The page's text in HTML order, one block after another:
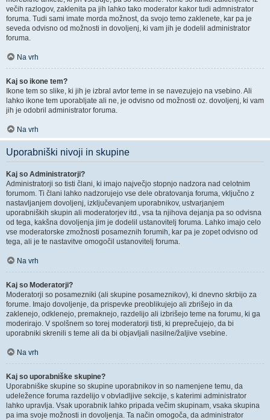
večih razlogov, zaklenita pa jih lahko tako moderator kakor tudi admnistrator
foruma. Tudi sami imate morda možnost, da svojo temo zaklenete, kar pa je
seveda odvisno od možnosti in dovoljenj, ki vam jih je dodelil administrator
foruma.
Na vrh
Kaj so ikone tem?
Ikone tem so slike, ki jih je izbral avtor teme in se navezujejo na vsebino. Ali
lahko ikone tem uporabljate ali ne, je odvisno od možnosti oz. dovoljenj, ki vam
jih je odobril administrator foruma.
Na vrh
Uporabniški nivoji in skupine
Kaj so Administratorji?
Administratorji so tisti člani, ki imajo največjo stopnjo nadzora nad celotnim
forumom. Ti člani lahko nadzorujejo vse dele obratovanja foruma, vključno z
nastavljanjem dovoljenj, izključevanjem uporabnikov, ustvarjanjem
uporabniških skupin ali moderatorjev itd., vsa ta njihova dejanja pa so odvisna
od tega, kakšna dovoljenja jim je dodelil ustanovitelj foruma. Lahko imajo celo
vse moderatorske zmožnosti posameznih forumih, kar pa je zopet odvisno od
tega, ali je te nastavitve omogočil ustanovitelj foruma.
Na vrh
Kaj so Moderatorji?
Moderatorji so posamezniki (ali skupine posameznikov), ki dnevno skrbijo za
forume. Imajo dovoljenje, da prispevke preoblikujejo ali zbrišejo in da
zaklenejo, odklenejo, premaknejo, razdelijo ali izbrišejo teme na forumu, ki ga
moderirajo. V spolšnem so torej moderatorji tisti, ki preprečujejo, da bi
uporabniki skrenili s teme ali da bi objavljali nasilne/žaljive vsebine.
Na vrh
Kaj so uporabniške skupine?
Uporabniške skupine so skupine uporabnikov in so namenjene temu, da
udeležence foruma razdelijo v obvladljive sekcije, s katerimi administrator
lahko upravlja. Vsak uporabnik lahko pripada večim skupinam, vsaka skupina
pa ima svoje možnosti in dovoljenja. Ta način omogoča, da administrator